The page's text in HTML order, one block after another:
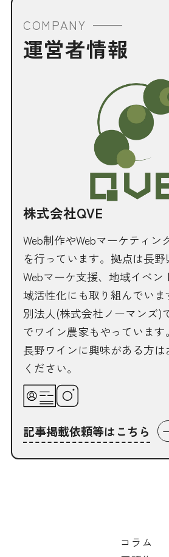
COMPANY
運営者情報
株式会社QVE
Web制作やWebマーケティン
を行っています。拠点は長野
Webマーケ支援、地域イベン
域活性化にも取り組んでいま
別法人(株式会社ノーマンズ)
でワイン農家もやっていま
長野ワインに興味がある方
ください。
記事掲載依頼等はこちら
コラム